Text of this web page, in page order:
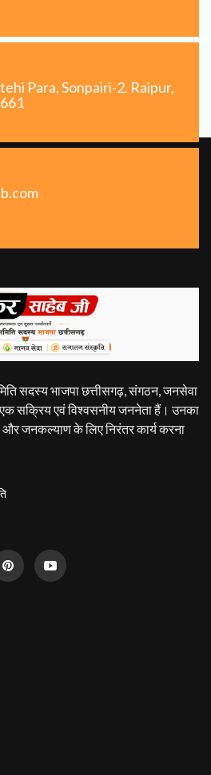
Chhattisgarh Strategist
Grassroots Leadership
Para, Sonpairi-2. Raipur,
सदस्य भाजपा छत्तीसगढ़, संगठन, जनसेवा
एक सक्रिय एवं विश्वसनीय जननेता हैं। उनका
और जनकल्याण के लिए निरंतर कार्य करना